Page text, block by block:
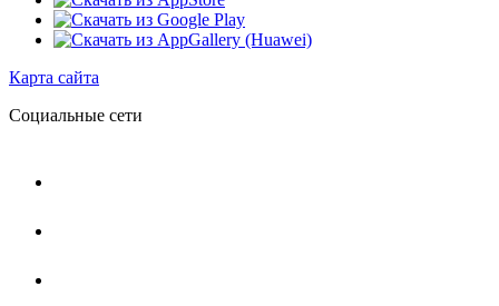
Карта сайта
Социальные сети